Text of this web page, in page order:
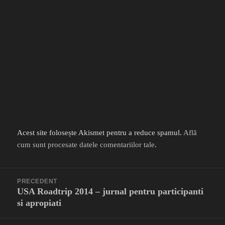
Acest site folosește Akismet pentru a reduce spamul. Află
cum sunt procesate datele comentariilor tale.
articole
PRECEDENT
Articolul
anterior:
USA Roadtrip 2014 – jurnal pentru participanti
si apropiati